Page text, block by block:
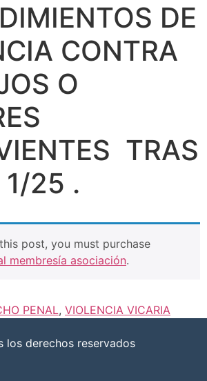
DE
CONTRA
O
TRAS
1/25 .
post, you must purchase
membresía asociación.
PENAL, VIOLENCIA VICARIA
los derechos reservados